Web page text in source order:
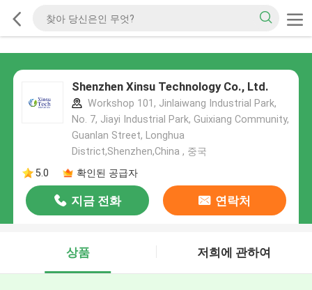
Shenzhen Xinsu Technology Co., Ltd.
Workshop 101, Jinlaiwang Industrial Park,
No. 7, Jiayi Industrial Park, Guixiang Community,
Guanlan Street, Longhua
District,Shenzhen,China , 중국
5.0
확인된 공급자
지금 전화 연락처
상품 저희에 관하여